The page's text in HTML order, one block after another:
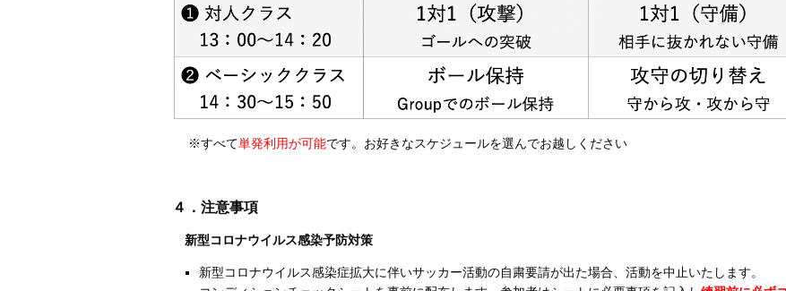
※すべて単発利用が可能です。お好きなスケジュールを選んでお越しください
４．注意事項
新型コロナウイルス感染予防対策
新型コロナウイルス感染症拡大に伴いサッカー活動の自粛要請が出た場合、活動を中止いたします。